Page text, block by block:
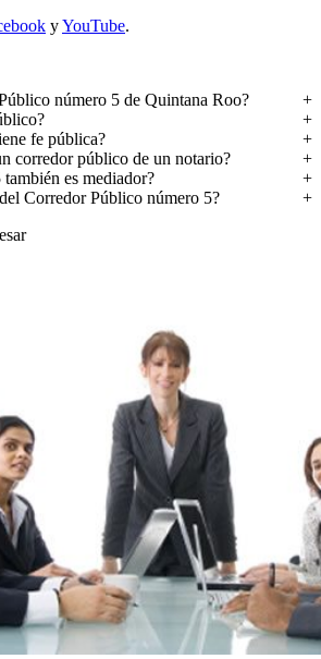
yYouTube.
número 5 de Quintana Roo?
fe pública?
corredor público de un notario?
es mediador?
Corredor Público número 5?